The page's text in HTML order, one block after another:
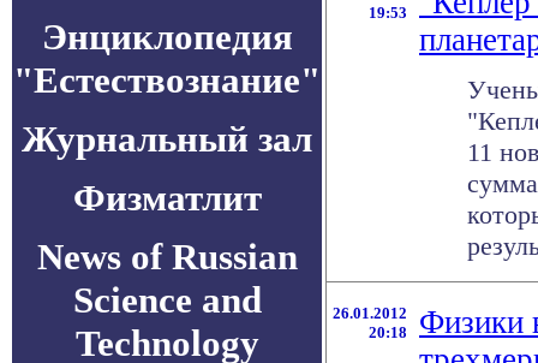
Энциклопедия
"Естествознание"
Журнальный зал
Физматлит
News of Russian
Science and
Technology
19:53
11
26.01.2012
20:18
Физики